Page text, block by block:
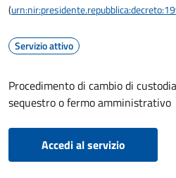
(
Servizio attivo
Procedimento di cambio di
sequestro o fermo amministrativo
Accedi al servizio